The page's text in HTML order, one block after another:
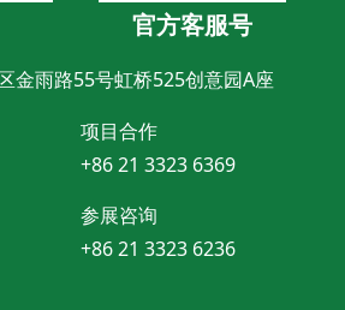
官方客服号
金雨路55号虹桥525创意园A座
项目合作
+86 21 3323 6369
参展咨询
+86 21 3323 6236